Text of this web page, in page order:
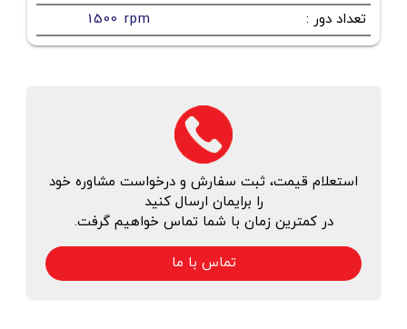
تعداد دور :
1500 rpm
استعلام قیمت، ثبت سفارش و درخواست مشاوره خود
را برایمان ارسال کنید
در کمترین زمان با شما تماس خواهیم گرفت.
تماس با ما